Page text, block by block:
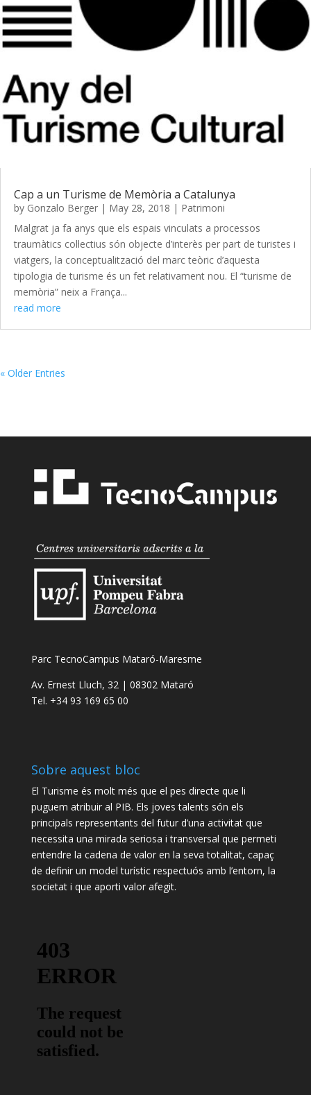
Cap a un Turisme de Memòria a Catalunya
by Gonzalo Berger | May 28, 2018 | Patrimoni
Malgrat ja fa anys que els espais vinculats a processos
traumàtics col·lectius són objecte d’interès per part de turistes i
viatgers, la conceptualització del marc teòric d’aquesta
tipologia de turisme és un fet relativament nou. El “turisme de
memòria” neix a França...
read more
« Older Entries
Parc TecnoCampus Mataró-Maresme
Av. Ernest Lluch, 32 | 08302 Mataró
Tel. +34 93 169 65 00
Sobre aquest bloc
El Turisme és molt més que el pes directe que li
puguem atribuir al PIB. Els joves talents són els
principals representants del futur d’una activitat que
necessita una mirada seriosa i transversal que permeti
entendre la cadena de valor en la seva totalitat, capaç
de definir un model turístic respectuós amb l’entorn, la
societat i que aporti valor afegit.